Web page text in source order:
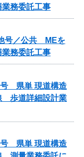
務委託工事
号／公共 MEを
務委託工事
号 県単 現道構造
歩道詳細設計業
号 県単 現道構造